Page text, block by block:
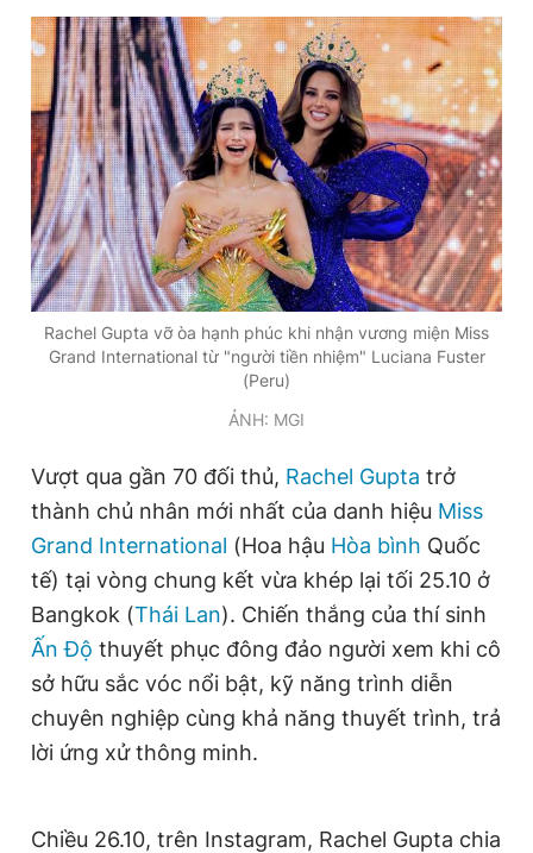
Tiện ích Bạn cần biết
Thông tin tòa soạn Liên hệ quảng cáo
Đọc Thanh Niên trên điện thoại
Hotline
0906 645 777
Liên hệ quảng cáo
0908 780 404
Đặt báo Quảng cáo RSS Tòa soạn Chính sách bảo
Tổng biên tập: Nguyễn Ngọc Toàn
Phó tổng biên tập thường trực: Hải Thành
Phó tổng biên tập: Lâm Hiếu Dũng
Phó tổng biên tập: Trần Việt Hưng
Tổng thư ký tòa soạn: Đức Trung
Giấy phép xuất bản số 110/GP - BTTTT cấp ngày 24.3.2020
bản. Phát triển bởi ePi Technologies, JSC.
Rachel Gupta vỡ òa hạnh phúc khi nhận vương miện Miss
Grand International từ "người tiền nhiệm" Luciana Fuster
(Peru)
ẢNH: MGI
Vượt qua gần 70 đối thủ, Rachel Gupta trở
thành chủ nhân mới nhất của danh hiệu Miss
Grand International (Hoa hậu Hòa bình Quốc
tế) tại vòng chung kết vừa khép lại tối 25.10 ở
Bangkok (Thái Lan). Chiến thắng của thí sinh
Ấn Độ thuyết phục đông đảo người xem khi cô
sở hữu sắc vóc nổi bật, kỹ năng trình diễn
chuyên nghiệp cùng khả năng thuyết trình, trả
lời ứng xử thông minh.
Chiều 26.10, trên Instagram, Rachel Gupta chia